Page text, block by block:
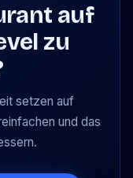
auf
zu
setzen auf
und das